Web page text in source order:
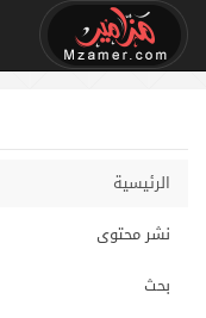
الرئيسية
نشر محتوى
بحث